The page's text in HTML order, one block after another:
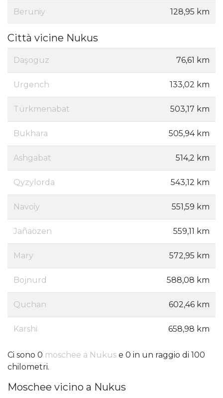
Beruniy 128,95 km
Città vicine Nukus
Daşoguz 76,61 km
Urgench 133,02 km
Türkmenabat 503,17 km
Bukhara 505,94 km
Ashgabat 514,2 km
Qyzylorda 543,12 km
Navoiy 551,59 km
Jañaözen 559,11 km
Mary 572,95 km
Bojnurd 588,08 km
Quchan 602,46 km
Karshi 658,98 km
Ci sono 0 moschee a Nukus e 0 in un raggio di 100
chilometri.
Moschee vicino a Nukus